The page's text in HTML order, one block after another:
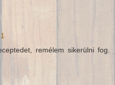
remélem sikerülni fog.